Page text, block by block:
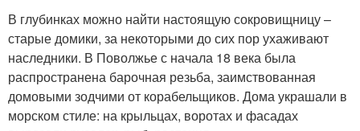
В глубинках можно найти настоящую сокровищницу –
старые домики, за некоторыми до сих пор ухаживают
наследники. В Поволжье с начала 18 века была
распространена барочная резьба, заимствованная
домовыми зодчими от корабельщиков. Дома украшали в
морском стиле: на крыльцах, воротах и фасадах